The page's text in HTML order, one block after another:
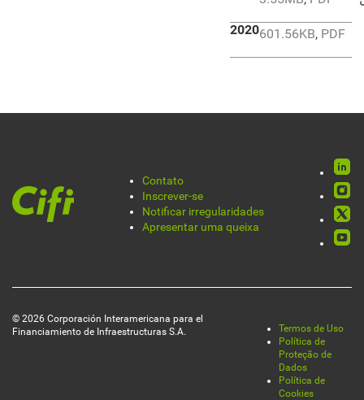
2020601.56KB, PDF
Pie
de
Contato
Inscrever-se
Notificar irregularidades
Apresentar uma queixa
© 2026 Corporación Interamericana para el
Financiamiento de Infraestructuras S.A.
Legal
Termos de Uso
Política de
Proteção de
Dados
Política de
Cookies